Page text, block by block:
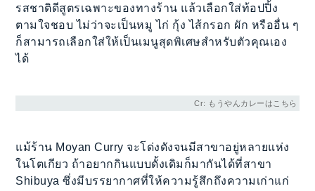
รสชาติดีสูตรเฉพาะของทางร้าน แล้วเลือกใส่ท้อปปิ้ง
ตามใจชอบ ไม่ว่าจะเป็นหมู ไก่ กุ้ง ไส้กรอก ผัก หรืออื่น ๆ
ก็สามารถเลือกใส่ให้เป็นเมนูสุดพิเศษสำหรับตัวคุณเอง
ได้
Cr: もうやんカレーはこちら
แม้ร้าน Moyan Curry จะโด่งดังจนมีสาขาอยู่หลายแห่ง
ในโตเกียว ถ้าอยากกินแบบดั้งเดิมก็มากันได้ที่สาขา
Shibuya ซึ่งมีบรรยากาศที่ให้ความรู้สึกถึงความเก่าแก่